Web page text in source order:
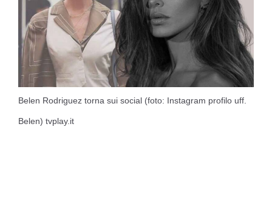
Belen Rodriguez torna sui social (foto: Instagram profilo uff.
Belen) tvplay.it